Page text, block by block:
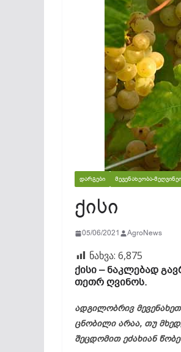
ᲓᲐᲠᲒᲔᲑᲘ ᲛᲔᲕᲔᲜᲐᲮᲔᲝᲑᲐ-
ქისი
05/06/2021 AgroNews
ნახვა: 6,875
ქისი – ნაკლებად
თეთრ ღვინოს.
ადგილობრივ
ცნობილი არაა, თუ
შეცდომით ეძახიან